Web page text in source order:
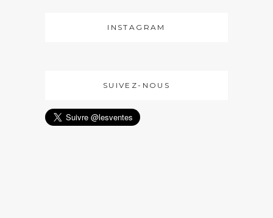
INSTAGRAM
SUIVEZ-NOUS